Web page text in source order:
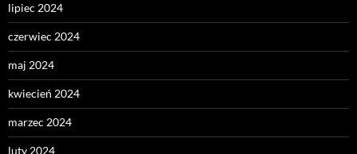
lipiec 2024
czerwiec 2024
maj 2024
kwiecień 2024
marzec 2024
luty 2024